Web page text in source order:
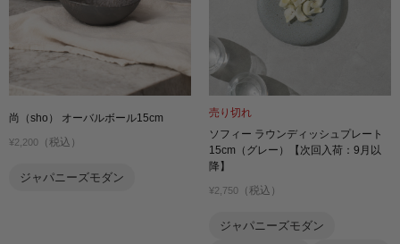
尚（sho） オーバルボール15cm
¥2,200 （税込）
ジャパニーズモダン
売り切れ
ソフィー ラウンディッシュプレート
15cm（グレー）【次回入荷：9月以
降】
¥2,750 （税込）
ジャパニーズモダン